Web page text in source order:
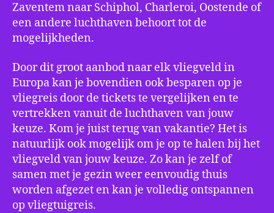
Zaventem naar Schiphol, Charleroi, Oostende of
een andere luchthaven behoort tot de
mogelijkheden.
Door dit groot aanbod naar elk vliegveld in
Europa kan je bovendien ook besparen op je
vliegreis door de tickets te vergelijken en te
vertrekken vanuit de luchthaven van jouw
keuze. Kom je juist terug van vakantie? Het is
natuurlijk ook mogelijk om je op te halen bij het
vliegveld van jouw keuze. Zo kan je zelf of
samen met je gezin weer eenvoudig thuis
worden afgezet en kan je volledig ontspannen
op vliegtuigreis.